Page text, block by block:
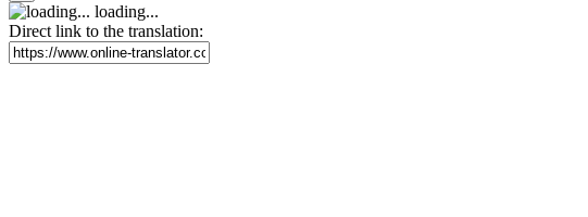
loading...
Direct link to the translation: